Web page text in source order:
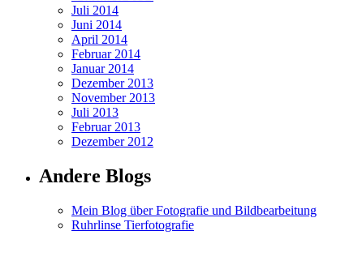
Juli 2014
Juni 2014
April 2014
Februar 2014
Januar 2014
Dezember 2013
November 2013
Juli 2013
Februar 2013
Dezember 2012
Andere Blogs
Mein Blog über Fotografie und Bildbearbeitung
Ruhrlinse Tierfotografie